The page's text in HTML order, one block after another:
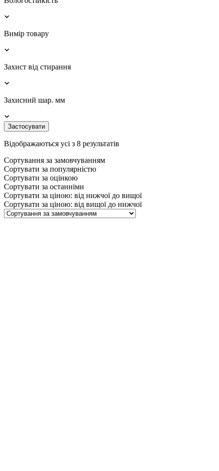
Вимір товару
Захист від стирання
Захисний шар. мм
Застосувати
Відображаються усі з 8 результатів
Сортування за замовчуванням
Сортувати за популярністю
Сортувати за оцінкою
Сортувати за останніми
Сортувати за ціною: від нижчої до вищої
Сортувати за ціною: від вищої до нижчої